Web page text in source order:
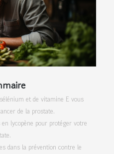
et de vitamine E vous
de la prostate.
lycopène pour protéger votre
dans la prévention contre le